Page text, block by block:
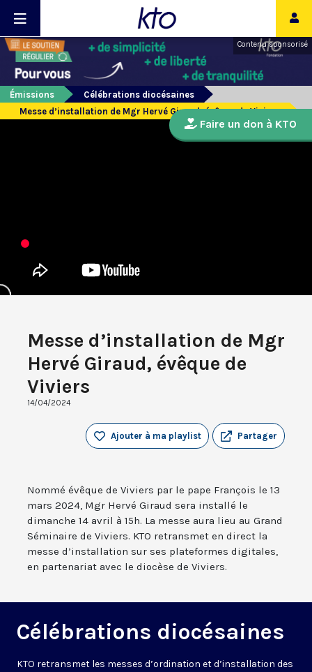
Contenu sponsorisé
Émissions
Célébrations diocésaines
Messe d’installation de Mgr Hervé Giraud, évêque de Viviers
Messe d’installation de Mgr
Hervé Giraud, évêque de
Viviers
14/04/2024
Partager
Ajouter à ma playlist
Nommé évêque de Viviers par le pape François le 13
mars 2024, Mgr Hervé Giraud sera installé le
dimanche 14 avril à 15h. La messe aura lieu au Grand
Séminaire de Viviers. KTO retransmet en direct la
messe d’installation sur ses plateformes digitales,
en partenariat avec le diocèse de Viviers.
Célébrations diocésaines
KTO retransmet les messes d’ordination et d’installation des
Faire un don à KTO